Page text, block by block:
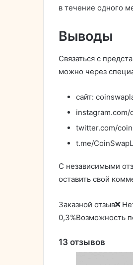
в течение одного
Выводы
Связаться с
можно через
сайт:
instagram.com/
twitter.com/
t.me/
С независимыми
оставить свой
Заказной отзыв
0,3%Возможность
13 отзывов